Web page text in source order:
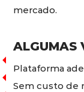
mercado.
ALGUMAS
Plataforma
Sem custo de